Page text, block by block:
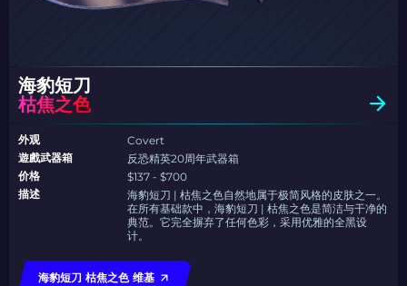
海豹短刀
枯焦之色
外观
Covert
遊戲武器箱
反恐精英20周年武器箱
价格
$137 - $700
描述
海豹短刀 | 枯焦之色自然地属于极简风格的皮肤之一。
在所有基础款中，海豹短刀 | 枯焦之色是简洁与干净的
典范。它完全摒弃了任何色彩，采用优雅的全黑设
计。
海豹短刀 枯焦之色 维基